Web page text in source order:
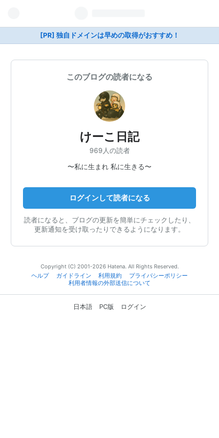
[PR] 独自ドメインは早めの取得がおすすめ！
このブログの読者になる
けーこ日記
969人の読者
〜私に生まれ 私に生きる〜
ログインして読者になる
読者になると、ブログの更新を簡単にチェックしたり、
更新通知を受け取ったりできるようになります。
Copyright (C) 2001-2026 Hatena. All Rights Reserved.
ヘルプ
ガイドライン 利用規約
プライバシーポリシー
利用者情報の外部送信について
日本語 PC版 ログイン